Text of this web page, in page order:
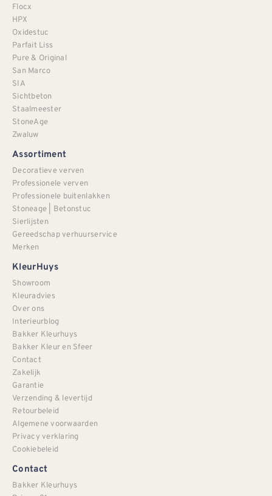
Flocx
HPX
Oxidestuc
Parfait Liss
Pure & Original
San Marco
SIA
Sichtbeton
Staalmeester
StoneAge
Zwaluw
Assortiment
Decoratieve verven
Professionele verven
Professionele buitenlakken
Stoneage | Betonstuc
Sierlijsten
Gereedschap verhuurservice
Merken
KleurHuys
Showroom
Kleuradvies
Over ons
Interieurblog
Bakker Kleurhuys
Bakker Kleur en Sfeer
Contact
Zakelijk
Garantie
Verzending & levertijd
Retourbeleid
Algemene voorwaarden
Privacy verklaring
Cookiebeleid
Contact
Bakker Kleurhuys